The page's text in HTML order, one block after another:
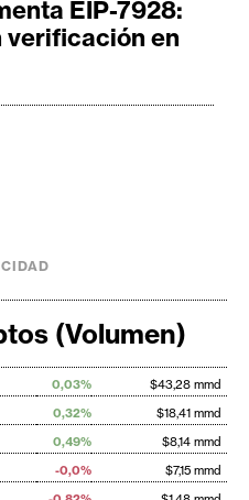
EIP-7928:
verificación en
(Volumen)
0,03%
$43,28 mmd
0,32%
$18,41 mmd
0,49%
$8,14 mmd
-0,0%
$7,15 mmd